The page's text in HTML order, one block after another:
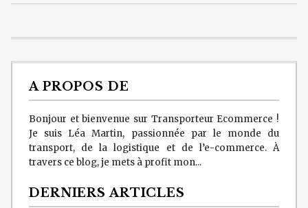
A PROPOS DE
Bonjour et bienvenue sur Transporteur Ecommerce !
Je suis Léa Martin, passionnée par le monde du
transport, de la logistique et de l’e-commerce. À
travers ce blog, je mets à profit mon...
DERNIERS ARTICLES